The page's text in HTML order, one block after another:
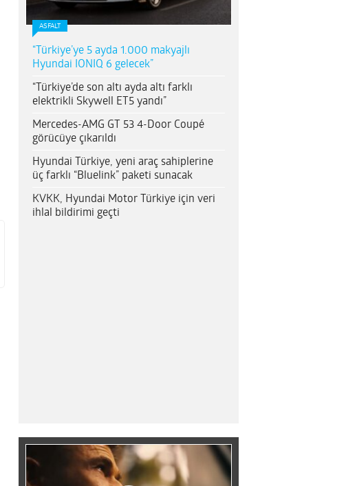
ASFALT
“Türkiye’ye 5 ayda 1.000 makyajlı
Hyundai IONIQ 6 gelecek”
“Türkiye’de son altı ayda altı farklı
elektrikli Skywell ET5 yandı”
Mercedes-AMG GT 53 4-Door Coupé
görücüye çıkarıldı
Hyundai Türkiye, yeni araç sahiplerine
üç farklı “Bluelink” paketi sunacak
KVKK, Hyundai Motor Türkiye için veri
ihlal bildirimi geçti